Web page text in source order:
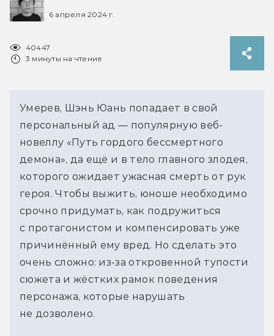
6 апреля 2024 г.
40447
3 минуты на чтение
Умерев, Шэнь Юань попадает в свой
персональный ад — популярную веб-
новеллу «Путь гордого бессмертного
демона», да ещё и в тело главного злодея,
которого ожидает ужасная смерть от рук
героя. Чтобы выжить, юноше необходимо
срочно придумать, как подружиться
с протагонистом и компенсировать уже
причинённый ему вред. Но сделать это
очень сложно: из-за откровенной тупости
сюжета и жёстких рамок поведения
персонажа, которые нарушать
не дозволено.